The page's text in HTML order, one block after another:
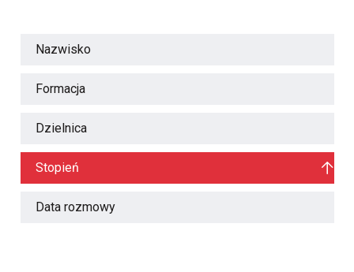
Nazwisko
Formacja
Dzielnica
Stopień
Data rozmowy